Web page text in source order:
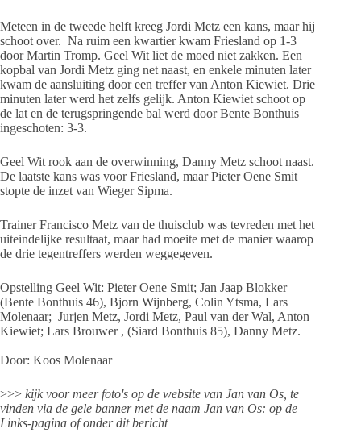
Meteen in de tweede helft kreeg Jordi Metz een kans, maar hij
schoot over. Na ruim een kwartier kwam Friesland op 1-3
door Martin Tromp. Geel Wit liet de moed niet zakken. Een
kopbal van Jordi Metz ging net naast, en enkele minuten later
kwam de aansluiting door een treffer van Anton Kiewiet. Drie
minuten later werd het zelfs gelijk. Anton Kiewiet schoot op
de lat en de terugspringende bal werd door Bente Bonthuis
ingeschoten: 3-3.
Geel Wit rook aan de overwinning, Danny Metz schoot naast.
De laatste kans was voor Friesland, maar Pieter Oene Smit
stopte de inzet van Wieger Sipma.
Trainer Francisco Metz van de thuisclub was tevreden met het
uiteindelijke resultaat, maar had moeite met de manier waarop
de drie tegentreffers werden weggegeven.
Opstelling Geel Wit: Pieter Oene Smit; Jan Jaap Blokker
(Bente Bonthuis 46), Bjorn Wijnberg, Colin Ytsma, Lars
Molenaar; Jurjen Metz, Jordi Metz, Paul van der Wal, Anton
Kiewiet; Lars Brouwer , (Siard Bonthuis 85), Danny Metz.
Door: Koos Molenaar
>>> kijk voor meer foto's op de website van Jan van Os, te
vinden via de gele banner met de naam Jan van Os: op de
Links-pagina of onder dit bericht